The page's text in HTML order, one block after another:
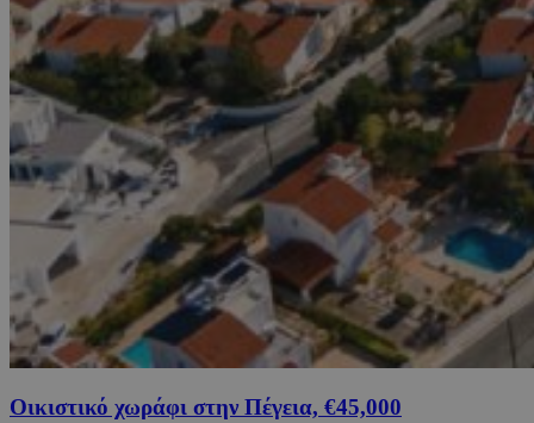
Οικιστικό χωράφι στην Πέγεια, €45,000